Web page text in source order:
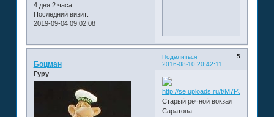
4 дня 2 часа
Последний визит:
2019-09-04 09:02:08
Поделиться
5
2016-08-10 20:42:11
Боцман
Гуру
Старый речной вокзал
Саратова